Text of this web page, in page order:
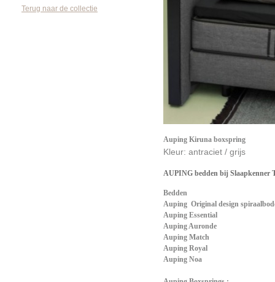
Terug naar de collectie
Auping Kiruna boxspring
Kleur: antraciet / grijs
AUPING bedden bij Slaapkenner
Bedden
Auping Original design
Auping Essential
Auping Auronde
Auping Match
Auping Royal
Auping Noa